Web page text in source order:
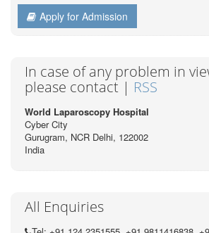
Apply for Admission
In case of any problem in
please contact | RSS
World Laparoscopy Hospital
Cyber City
Gurugram, NCR Delhi, 122002
India
All Enquiries